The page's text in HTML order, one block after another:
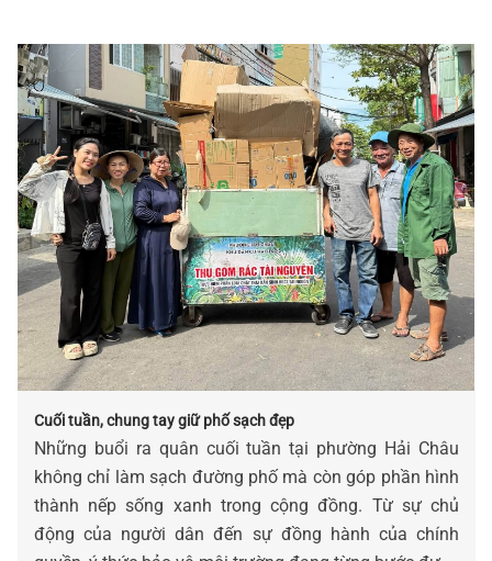
Cuối tuần, chung tay giữ phố sạch đẹp
Những buổi ra quân cuối tuần tại phường Hải Châu
không chỉ làm sạch đường phố mà còn góp phần hình
thành nếp sống xanh trong cộng đồng. Từ sự chủ
động của người dân đến sự đồng hành của chính